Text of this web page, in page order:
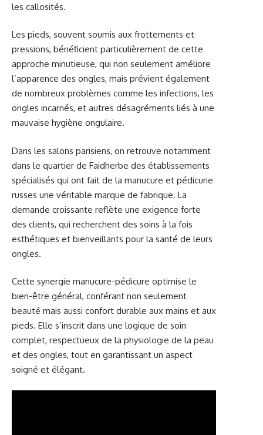
les callosités.
Les pieds, souvent soumis aux frottements et
pressions, bénéficient particulièrement de cette
approche minutieuse, qui non seulement améliore
l’apparence des ongles, mais prévient également
de nombreux problèmes comme les infections, les
ongles incarnés, et autres désagréments liés à une
mauvaise hygiène ongulaire.
Dans les salons parisiens, on retrouve notamment
dans le quartier de Faidherbe des établissements
spécialisés qui ont fait de la manucure et pédicurie
russes une véritable marque de fabrique. La
demande croissante reflète une exigence forte
des clients, qui recherchent des soins à la fois
esthétiques et bienveillants pour la santé de leurs
ongles.
Cette synergie manucure-pédicure optimise le
bien-être général, conférant non seulement
beauté mais aussi confort durable aux mains et aux
pieds. Elle s’inscrit dans une logique de soin
complet, respectueux de la physiologie de la peau
et des ongles, tout en garantissant un aspect
soigné et élégant.